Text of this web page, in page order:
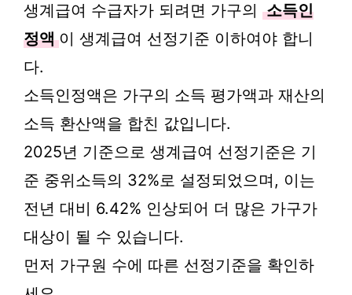
생계급여 수급자가 되려면 가구의 소득인
정액 이 생계급여 선정기준 이하여야 합니
다.
소득인정액은 가구의 소득 평가액과 재산의
소득 환산액을 합친 값입니다.
2025년 기준으로 생계급여 선정기준은 기
준 중위소득의 32%로 설정되었으며, 이는
전년 대비 6.42% 인상되어 더 많은 가구가
대상이 될 수 있습니다.
먼저 가구원 수에 따른 선정기준을 확인하